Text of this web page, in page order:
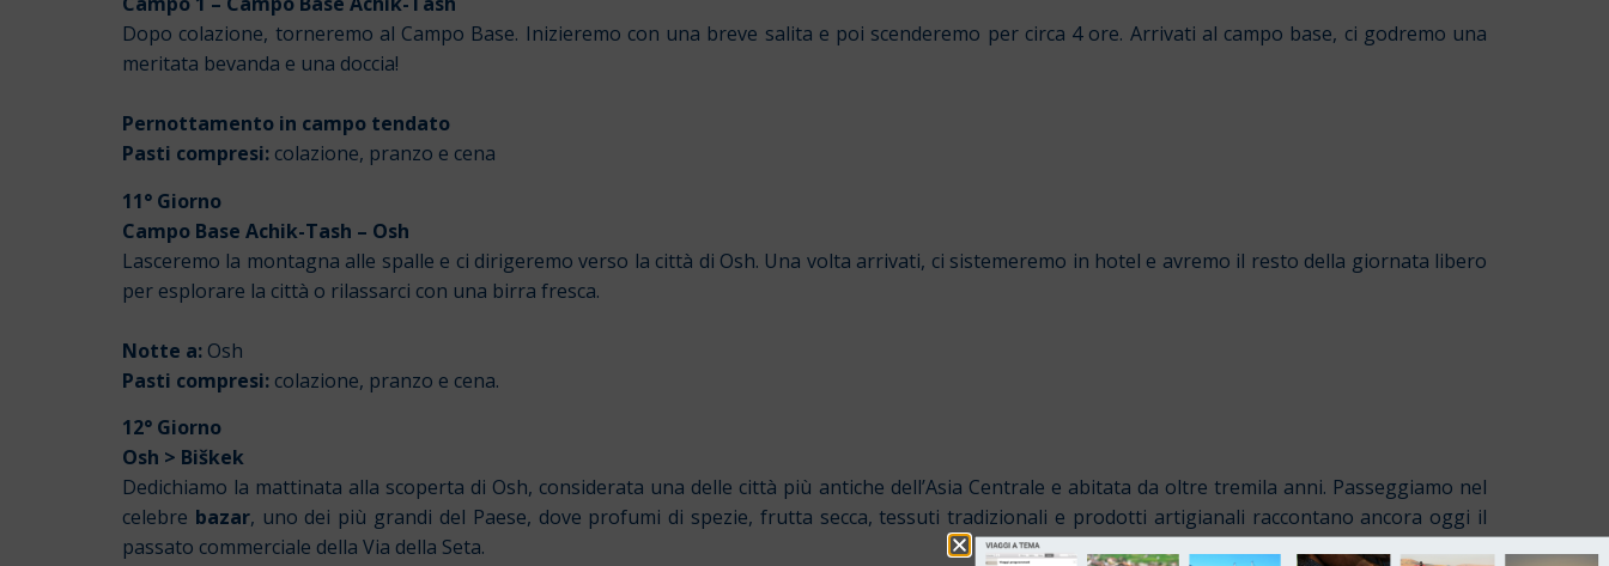
Dopo colazione, torneremo al Campo Base. Inizieremo con una breve salita e poi scenderemo per circa 4 ore. Arrivati al campo base, ci godremo una
meritata bevanda e una doccia!
Pernottamento in campo tendato
Pasti compresi: colazione, pranzo e cena
11° Giorno
Campo Base Achik-Tash – Osh
Lasceremo la montagna alle spalle e ci dirigeremo verso la città di Osh. Una volta arrivati, ci sistemeremo in hotel e avremo il resto della giornata libero
per esplorare la città o rilassarci con una birra fresca.
Notte a: Osh
Pasti compresi: colazione, pranzo e cena.
12° Giorno
Osh > Biškek
Dedichiamo la mattinata alla scoperta di Osh, considerata una delle città più antiche dell’Asia Centrale e abitata da oltre tremila anni. Passeggiamo nel
celebre bazar, uno dei più grandi del Paese, dove profumi di spezie, frutta secca, tessuti tradizionali e prodotti artigianali raccontano ancora oggi il
passato commerciale della Via della Seta.